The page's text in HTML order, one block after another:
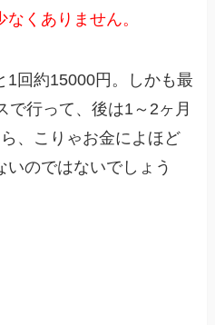
くありません。
1回約15000円。しかも最
で行って、後は1～2ヶ月
、こりゃお金によほど
のではないでしょう